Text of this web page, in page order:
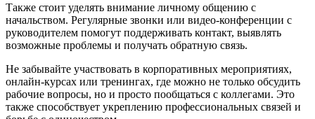
Также стоит уделять внимание личному общению с
начальством. Регулярные звонки или видео-конференции с
руководителем помогут поддерживать контакт, выявлять
возможные проблемы и получать обратную связь.
Не забывайте участвовать в корпоративных мероприятиях,
онлайн-курсах или тренингах, где можно не только обсудить
рабочие вопросы, но и просто пообщаться с коллегами. Это
также способствует укреплению профессиональных связей и